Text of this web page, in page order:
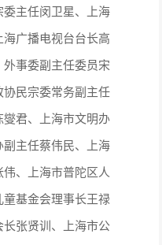
主任闵卫星、上海
广播电视台台长高
事委副主任委员宋
民宗委常务副主任
君、上海市文明办
主任蔡伟民、上海
、上海市普陀区人
童基金会理事长王禄
张贤训、上海市公